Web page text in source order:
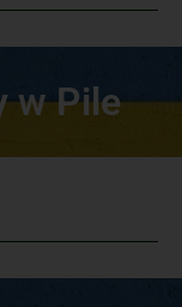
w Pile